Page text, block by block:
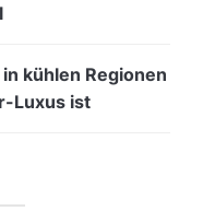
kühlen Regionen
Luxus ist